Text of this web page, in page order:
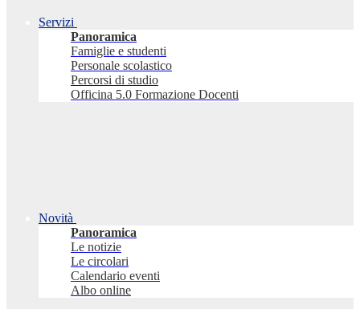
Servizi
Panoramica
Famiglie e studenti
Personale scolastico
Percorsi di studio
Officina 5.0 Formazione Docenti
Novità
Panoramica
Le notizie
Le circolari
Calendario eventi
Albo online